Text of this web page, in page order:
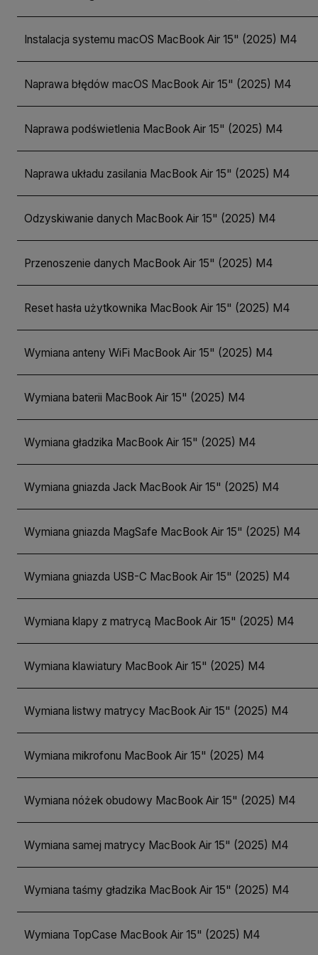
Instalacja systemu macOS MacBook Air 15" (2025) M4
Naprawa błędów macOS MacBook Air 15" (2025) M4
Naprawa podświetlenia MacBook Air 15" (2025) M4
Naprawa układu zasilania MacBook Air 15" (2025) M4
Odzyskiwanie danych MacBook Air 15" (2025) M4
Przenoszenie danych MacBook Air 15" (2025) M4
Reset hasła użytkownika MacBook Air 15" (2025) M4
Wymiana anteny WiFi MacBook Air 15" (2025) M4
Wymiana baterii MacBook Air 15" (2025) M4
Wymiana gładzika MacBook Air 15" (2025) M4
Wymiana gniazda Jack MacBook Air 15" (2025) M4
Wymiana gniazda MagSafe MacBook Air 15" (2025) M4
Wymiana gniazda USB-C MacBook Air 15" (2025) M4
Wymiana klapy z matrycą MacBook Air 15" (2025) M4
Wymiana klawiatury MacBook Air 15" (2025) M4
Wymiana listwy matrycy MacBook Air 15" (2025) M4
Wymiana mikrofonu MacBook Air 15" (2025) M4
Wymiana nóżek obudowy MacBook Air 15" (2025) M4
Wymiana samej matrycy MacBook Air 15" (2025) M4
Wymiana taśmy gładzika MacBook Air 15" (2025) M4
Wymiana TopCase MacBook Air 15" (2025) M4